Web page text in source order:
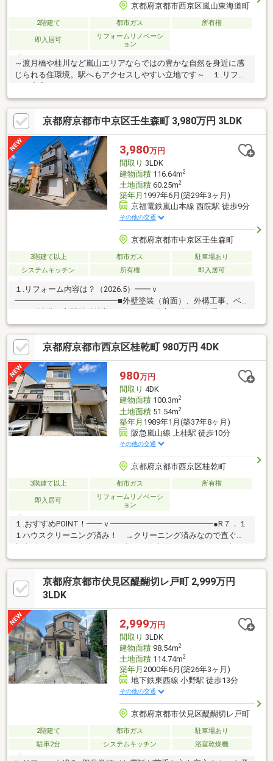
京都府京都市西京区嵐山東海道町
2階建て 都市ガス 所有権
即入居可
リフォームリノベーシ
ョン
～渡月橋や桂川など嵐山エリアならではの豊かな自然を身近に感
じられる住環境。駅へもアクセスしやすい立地です～ １.リフォ
ッチン、洗面新調■フローリング新調■クロス新調■外壁塗装な
ど ２.おうちのPOINT♪━━ｖ━━━━━━━━━■リビングにエ
アコン１基あり！ ・新たに取り付ける必要がなく費用面でも嬉
しい♪■南向きのサンルームあり（４帖分） ・雨や花粉の時期に
室内干しができる ・家事が一階で完結する家事ラク効果！＼他
のおうちもまとめてご案内いたします♪／・ネットに掲載されてい
ない水面下情報をお届け
京都府京都市中京区壬生森町 3,980万円 3LDK
3,980万円
間取り 3LDK
建物面積116.64m2
土地面積60.25m2
築年月 1997年6月(築29年3ヶ月)
京福電鉄嵐山本線 西院駅 徒歩9分
その他の交通
京都府京都市中京区壬生森町
3階建て以上 都市ガス
駐車場あり
システムキッチン
所有権 即入居可
１.リフォーム内容は？（2026.5）━━ｖ
━━━━━━━━━━━━━■外壁塗装（前面）、外構工事、ベ
トイレ、給湯器新調■全室クロス新調 ■フロアタイル、クッショ
ンフロア新調■網戸貼替（一部）、タタミ表替え、襖貼替■ハウス
クリーニングなどなど！ ２.おうちのPOINT♪━━ｖ
━━━━━━━━━━━━━■大容量のパントリーが１階にあ
り、お買い物帰りにそのまま収納！■南西角地なので日当たり＆
通風良好！■玄関ホールにゆとりがあり実際のおうちの規模より
も広く感じます♪■スグに新生活をスタートできます！
京都府京都市西京区桂乾町 980万円 4DK
980万円
間取り 4DK
建物面積100.3m2
土地面積51.54m2
築年月 1989年1月(築37年8ヶ月)
阪急嵐山線 上桂駅 徒歩10分
その他の交通
京都府京都市西京区桂乾町
3階建て以上 都市ガス 所有権
即入居可
リフォームリノベーシ
ョン
１.おすすめPOINT！━━ｖ━━━━━━━━━━━━━●R７．１
１ハウスクリーニング済み！ →クリーニング済みなので直ぐに
力たっぷりの倉庫があるので沢山物を仕舞えます！ →部屋数も
多く充実しています♪●周辺にはお買い物施設も充実！ →スーパ
ーやコンビニ、ドラッグストアも近くお買い物楽々♪ ２.ＡＣＣ
ＥＳＳ！━━ｖ━━━━━━━━━━━━━・阪急「上桂」駅徒
で通勤通学にも嬉しい♪空家につきいつでもご内覧可能です！お気
軽にお問合せ下さいませ！
京都府京都市伏見区醍醐切レ戸町 2,999万円
3LDK
2,999万円
間取り 3LDK
建物面積98.54m2
土地面積114.74m2
築年月 2000年6月(築26年3ヶ月)
地下鉄東西線 小野駅 徒歩13分
その他の交通
京都府京都市伏見区醍醐切レ戸町
2階建て 都市ガス
駐車場あり
駐車2台
システムキッチン 浴室乾燥機